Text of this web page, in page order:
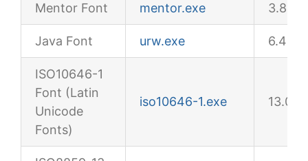
Mentor Font mentor.exe
Java Font urw.exe
ISO10646-1
Font (Latin
Unicode
Fonts)
iso10646-1.exe